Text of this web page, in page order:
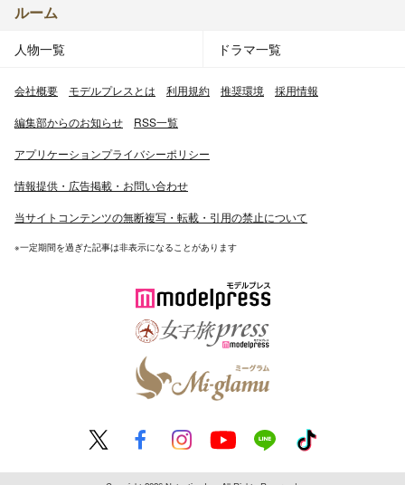
ルーム
人物一覧 ドラマ一覧
会社概要 モデルプレスとは 利用規約 推奨環境 採用情報
編集部からのお知らせ RSS一覧
アプリケーションプライバシーポリシー
情報提供・広告掲載・お問い合わせ
当サイトコンテンツの無断複写・転載・引用の禁止について
※一定期間を過ぎた記事は非表示になることがあります